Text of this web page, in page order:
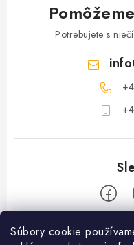
Súbory cookie
Potrebujete s
info